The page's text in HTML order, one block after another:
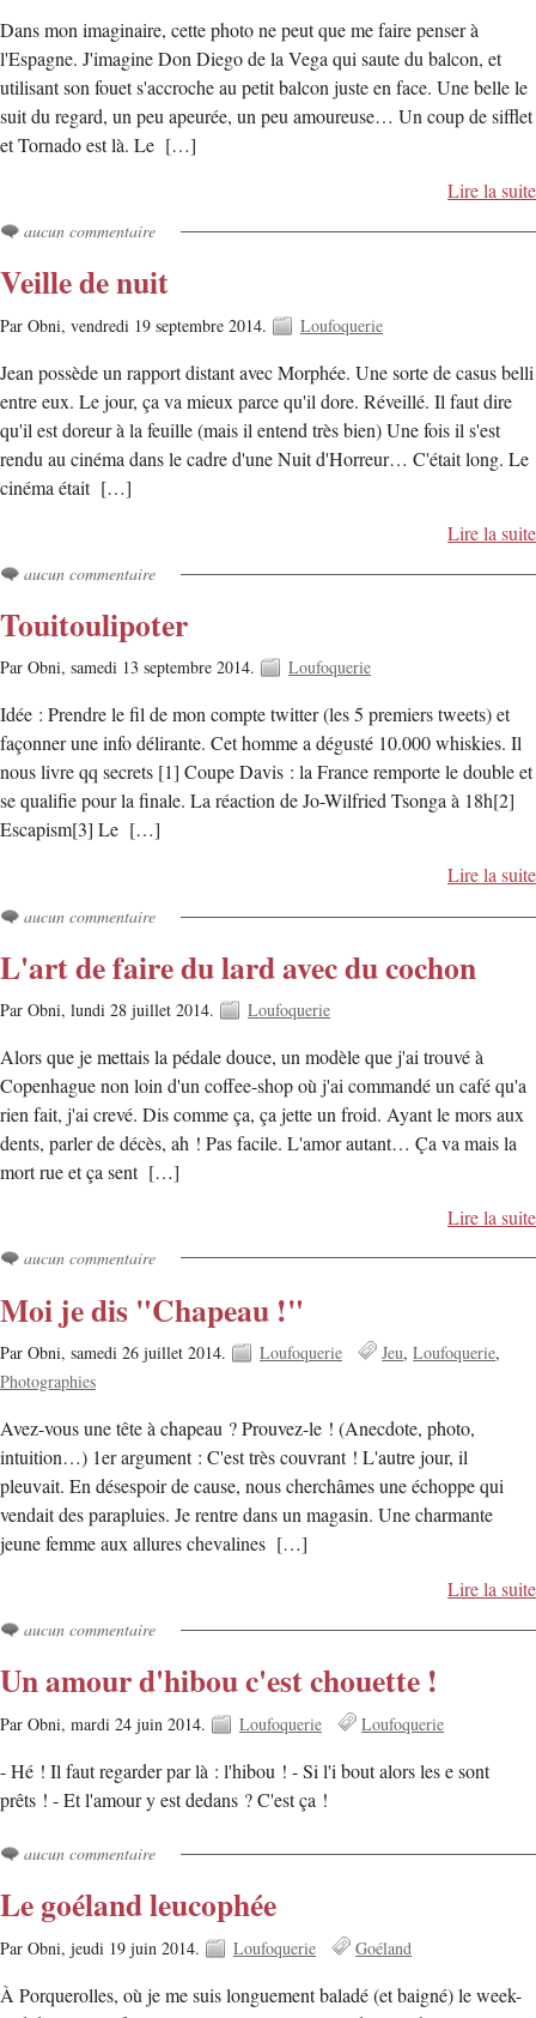
Dans mon imaginaire, cette photo ne peut que me faire penser à
l'Espagne. J'imagine Don Diego de la Vega qui saute du balcon, et
utilisant son fouet s'accroche au petit balcon juste en face. Une belle le
suit du regard, un peu apeurée, un peu amoureuse… Un coup de sifflet
et Tornado est là. Le […]
Lire la suite
aucun commentaire
Veille de nuit
Par Obni, vendredi 19 septembre 2014. Loufoquerie
Jean possède un rapport distant avec Morphée. Une sorte de casus belli
entre eux. Le jour, ça va mieux parce qu'il dore. Réveillé. Il faut dire
qu'il est doreur à la feuille (mais il entend très bien) Une fois il s'est
rendu au cinéma dans le cadre d'une Nuit d'Horreur… C'était long. Le
cinéma était […]
Lire la suite
aucun commentaire
Touitoulipoter
Par Obni, samedi 13 septembre 2014. Loufoquerie
Idée : Prendre le fil de mon compte twitter (les 5 premiers tweets) et
façonner une info délirante. Cet homme a dégusté 10.000 whiskies. Il
nous livre qq secrets [1] Coupe Davis : la France remporte le double et
se qualifie pour la finale. La réaction de Jo-Wilfried Tsonga à 18h[2]
Escapism[3] Le […]
Lire la suite
aucun commentaire
L'art de faire du lard avec du cochon
Par Obni, lundi 28 juillet 2014. Loufoquerie
Alors que je mettais la pédale douce, un modèle que j'ai trouvé à
Copenhague non loin d'un coffee-shop où j'ai commandé un café qu'a
rien fait, j'ai crevé. Dis comme ça, ça jette un froid. Ayant le mors aux
dents, parler de décès, ah ! Pas facile. L'amor autant… Ça va mais la
mort rue et ça sent […]
Lire la suite
aucun commentaire
Moi je dis "Chapeau !"
Par Obni, samedi 26 juillet 2014. Loufoquerie Jeu Loufoquerie
Photographies
Avez-vous une tête à chapeau ? Prouvez-le ! (Anecdote, photo,
intuition…) 1er argument : C'est très couvrant ! L'autre jour, il
pleuvait. En désespoir de cause, nous cherchâmes une échoppe qui
vendait des parapluies. Je rentre dans un magasin. Une charmante
jeune femme aux allures chevalines […]
Lire la suite
aucun commentaire
Un amour d'hibou c'est chouette !
Par Obni, mardi 24 juin 2014. Loufoquerie Loufoquerie
- Hé ! Il faut regarder par là : l'hibou ! - Si l'i bout alors les e sont
prêts ! - Et l'amour y est dedans ? C'est ça !
aucun commentaire
Le goéland leucophée
Par Obni, jeudi 19 juin 2014. Loufoquerie Goéland
À Porquerolles, où je me suis longuement baladé (et baigné) le week-